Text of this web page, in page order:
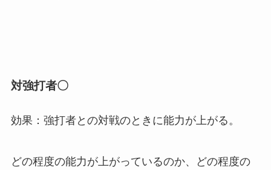
対強打者〇
効果：強打者との対戦のときに能力が上がる。
どの程度の能力が上がっているのか、どの程度の